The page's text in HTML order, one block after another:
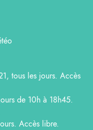
tous les jours. Accès
de 10h à 18h45.
Accès libre.